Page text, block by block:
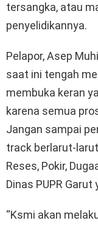
tersangka, atau
penyelidikannya.
Pelapor, Asep
saat ini tengah
membuka keran
karena semua
Jangan sampai
track berlarut-
Reses, Pokir,
Dinas PUPR
“Ksmi akan